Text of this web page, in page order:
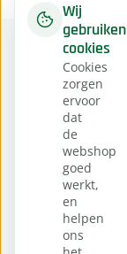
Wij
gebruiken
cookies
Cookies
zorgen
ervoor
dat
de
webshop
goed
werkt,
en
helpen
ons